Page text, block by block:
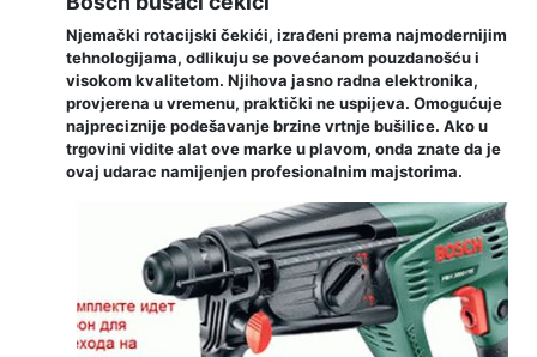
Njemački rotacijski čekići, izrađeni prema najmodernijim
tehnologijama, odlikuju se povećanom pouzdanošću i
visokom kvalitetom. Njihova jasno radna elektronika,
provjerena u vremenu, praktički ne uspijeva. Omogućuje
najpreciznije podešavanje brzine vrtnje bušilice. Ako u
trgovini vidite alat ove marke u plavom, onda znate da je
ovaj udarac namijenjen profesionalnim majstorima.